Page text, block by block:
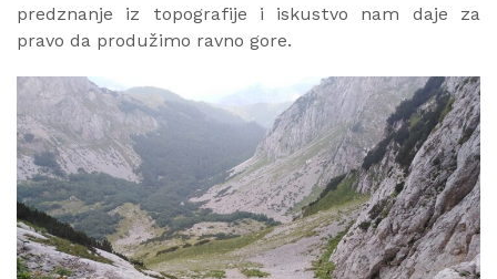
predznanje iz topografije i iskustvo nam daje za
pravo da produžimo ravno gore.